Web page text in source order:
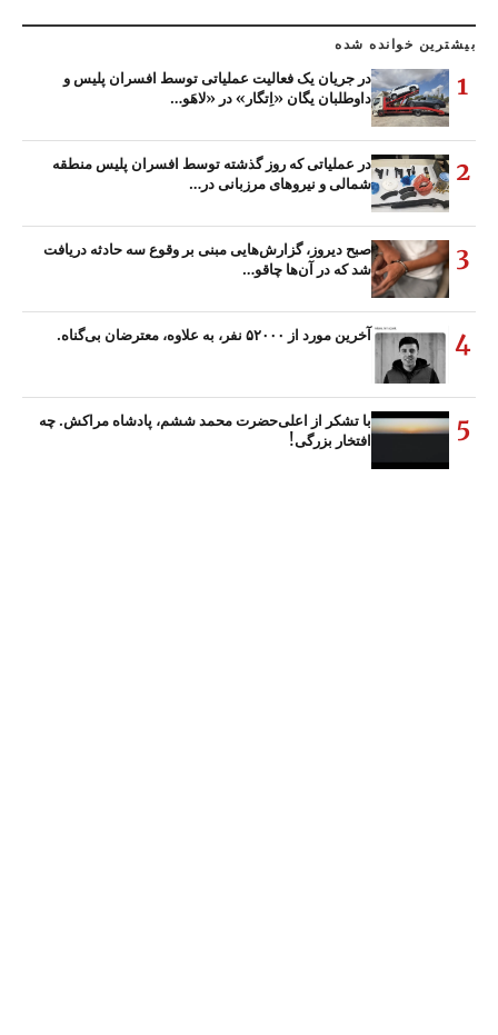
بیشترین خوانده شده
1
در جریان یک فعالیت عملیاتی توسط افسران پلیس و
داوطلبان یگان «اِتگار» در «لاهَو…
2
در عملیاتی که روز گذشته توسط افسران پلیس منطقه
شمالی و نیروهای مرزبانی در…
3
صبح دیروز، گزارش‌هایی مبنی بر وقوع سه حادثه دریافت
شد که در آن‌ها چاقو…
4 آخرین مورد از ۵۲۰۰۰ نفر، به علاوه، معترضان بی‌گناه.
5
با تشکر از اعلی‌حضرت محمد ششم، پادشاه مراکش. چه
افتخار بزرگی!